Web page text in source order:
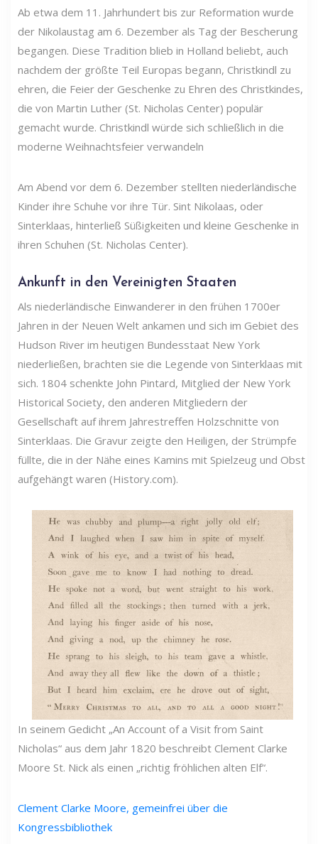
Ab etwa dem 11. Jahrhundert bis zur Reformation wurde
der Nikolaustag am 6. Dezember als Tag der Bescherung
begangen. Diese Tradition blieb in Holland beliebt, auch
nachdem der größte Teil Europas begann, Christkindl zu
ehren, die Feier der Geschenke zu Ehren des Christkindes,
die von Martin Luther (St. Nicholas Center) populär
gemacht wurde. Christkindl würde sich schließlich in die
moderne Weihnachtsfeier verwandeln
Am Abend vor dem 6. Dezember stellten niederländische
Kinder ihre Schuhe vor ihre Tür. Sint Nikolaas, oder
Sinterklaas, hinterließ Süßigkeiten und kleine Geschenke in
ihren Schuhen (St. Nicholas Center).
Ankunft in den Vereinigten Staaten
Als niederländische Einwanderer in den frühen 1700er
Jahren in der Neuen Welt ankamen und sich im Gebiet des
Hudson River im heutigen Bundesstaat New York
niederließen, brachten sie die Legende von Sinterklaas mit
sich. 1804 schenkte John Pintard, Mitglied der New York
Historical Society, den anderen Mitgliedern der
Gesellschaft auf ihrem Jahrestreffen Holzschnitte von
Sinterklaas. Die Gravur zeigte den Heiligen, der Strümpfe
füllte, die in der Nähe eines Kamins mit Spielzeug und Obst
aufgehängt waren (History.com).
In seinem Gedicht „An Account of a Visit from Saint
Nicholas“ aus dem Jahr 1820 beschreibt Clement Clarke
Moore St. Nick als einen „richtig fröhlichen alten Elf“.
Clement Clarke Moore, gemeinfrei über die
Kongressbibliothek